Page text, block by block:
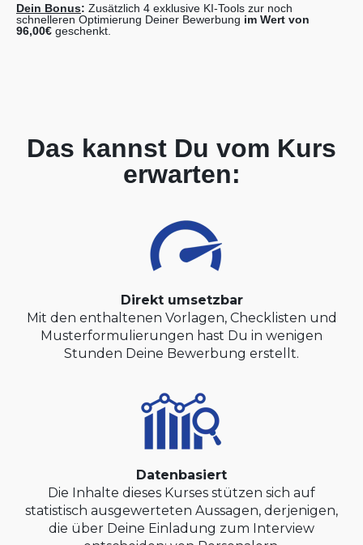
Dein Bonus: Zusätzlich 4 exklusive KI-Tools zur noch
schnelleren Optimierung Deiner Bewerbung im Wert von
96,00€ geschenkt.
Das kannst Du vom Kurs
erwarten:
Direkt umsetzbar
Mit den enthaltenen Vorlagen, Checklisten und
Musterformulierungen hast Du in wenigen
Stunden Deine Bewerbung erstellt.
Datenbasiert
Die Inhalte dieses Kurses stützen sich auf
statistisch ausgewerteten Aussagen, derjenigen,
die über Deine Einladung zum Interview